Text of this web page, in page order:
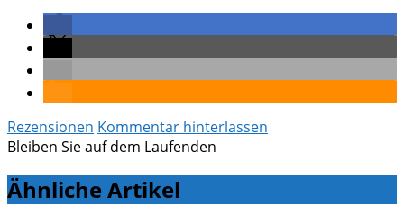
Rezensionen Kommentar hinterlassen
Bleiben Sie auf dem Laufenden
Ähnliche Artikel